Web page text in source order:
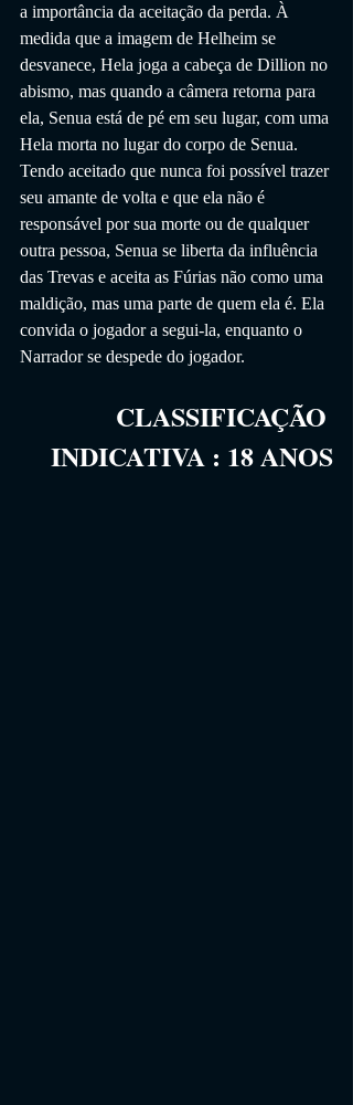
a importância da aceitação da perda. À
medida que a imagem de Helheim se
desvanece, Hela joga a cabeça de Dillion no
abismo, mas quando a câmera retorna para
ela, Senua está de pé em seu lugar, com uma
Hela morta no lugar do corpo de Senua.
Tendo aceitado que nunca foi possível trazer
seu amante de volta e que ela não é
responsável por sua morte ou de qualquer
outra pessoa, Senua se liberta da influência
das Trevas e aceita as Fúrias não como uma
maldição, mas uma parte de quem ela é. Ela
convida o jogador a segui-la, enquanto o
Narrador se despede do jogador.
CLASSIFICAÇÃO
INDICATIVA : 18 ANOS